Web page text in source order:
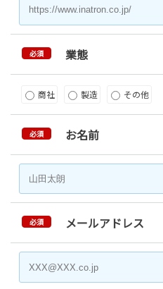
必須 業態
商社 製造 その他
必須 お名前
必須 メールアドレス